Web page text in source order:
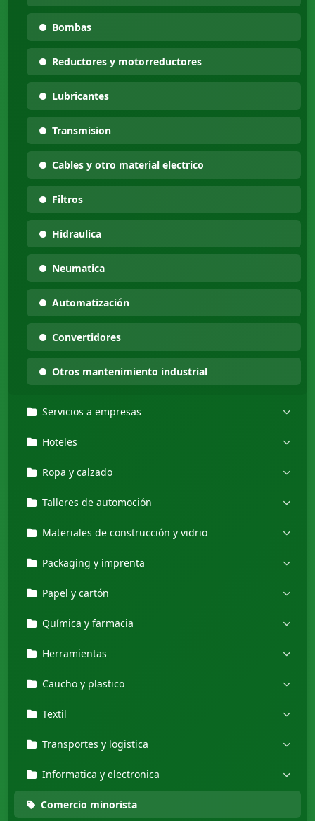
Bombas
Reductores y motorreductores
Lubricantes
Transmision
Cables y otro material electrico
Filtros
Hidraulica
Neumatica
Automatización
Convertidores
Otros mantenimiento industrial
Servicios a empresas
Hoteles
Ropa y calzado
Talleres de automoción
Materiales de construcción y vidrio
Packaging y imprenta
Papel y cartón
Química y farmacia
Herramientas
Caucho y plastico
Textil
Transportes y logistica
Informatica y electronica
Comercio minorista